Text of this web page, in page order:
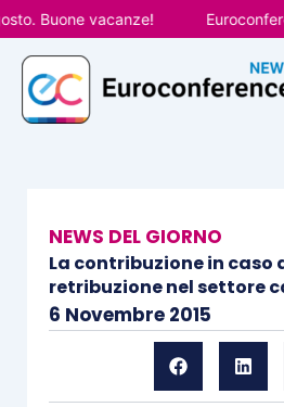
Vai
al
contenuto
Buone vacanze!
NEWS DEL GIORNO
La contribuzione in caso
retribuzione nel settore
6 Novembre 2015